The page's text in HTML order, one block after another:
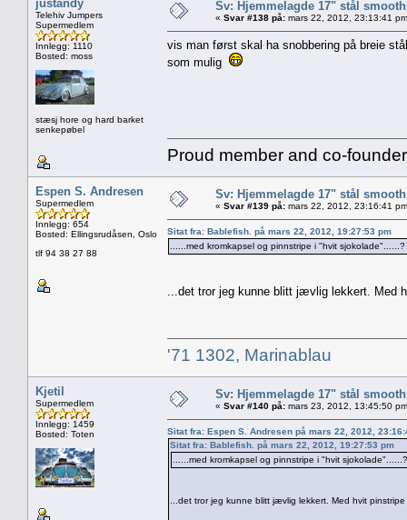
justandy
Telehiv Jumpers
Supermedlem
Innlegg: 1110
Bosted: moss
stæsj hore og hard barket
senkepøbel
Sv: Hjemmelagde 17" stål
« Svar #138 på: mars 22, 2012, 23:13:41
vis man først skal ha snobbering på breie
som mulig
Proud member and co-
Espen S. Andresen
Supermedlem
Innlegg: 654
Bosted: Ellingsrudåsen, Oslo
tlf 94 38 27 88
Sv: Hjemmelagde 17" stål
« Svar #139 på: mars 22, 2012, 23:16:41
Sitat fra: Bablefish. på mars 22, 2012, 19:27:53 pm
......med kromkapsel og pinnstripe i "hvit sjokolade"......?
...det tror jeg kunne blitt jævlig lekkert.
'71 1302, Marinablau
Kjetil
Supermedlem
Innlegg: 1459
Bosted: Toten
Sv: Hjemmelagde 17" stål
« Svar #140 på: mars 23, 2012, 13:45:50
Sitat fra: Espen S. Andresen på mars 22, 2012,
Sitat fra: Bablefish. på mars 22, 2012, 19:27:53 pm
......med kromkapsel og pinnstripe i "hvit sjokolade"......?
...det tror jeg kunne blitt jævlig lekkert. Med hvit